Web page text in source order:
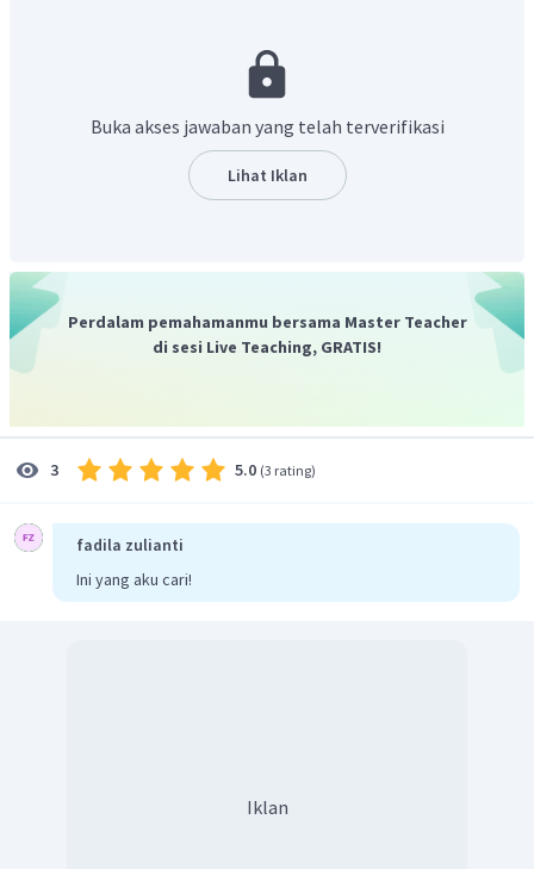
Dari reaksi kesetimbangan, berlaku:
- Dengan menggunakan tetapan kesetimbangan:
Jadi, jawaban yang benar adalah (D).
Buka akses jawaban yang telah terverifikasi
Lihat Iklan
Perdalam pemahamanmu bersama Master Teacher
di sesi Live Teaching, GRATIS!
3 5.0 (3 rating)
fadila zulianti
Ini yang aku cari!
Iklan